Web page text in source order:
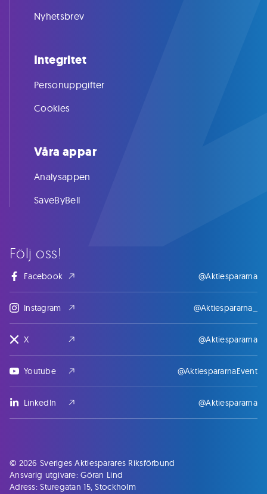
Följ oss!
Facebook @Aktiespararna
Instagram @Aktiespararna_
X @Aktiespararna
Youtube @AktiespararnaEvent
LinkedIn @Aktiespararna
Nyhetsbrev
Integritet
Personuppgifter
Cookies
Våra appar
Analysappen
SaveByBell
© 2026 Sveriges Aktiesparares Riksförbund
Ansvarig utgivare: Göran Lind
Adress: Sturegatan 15, Stockholm